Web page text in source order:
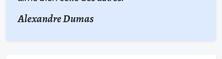
Alexandre Dumas